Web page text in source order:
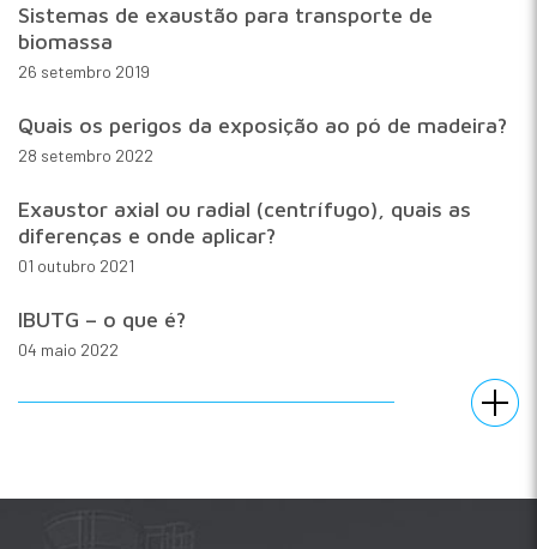
Sistemas de exaustão para transporte de
biomassa
26 setembro 2019
Quais os perigos da exposição ao pó de madeira?
28 setembro 2022
Exaustor axial ou radial (centrífugo), quais as
diferenças e onde aplicar?
01 outubro 2021
IBUTG – o que é?
04 maio 2022